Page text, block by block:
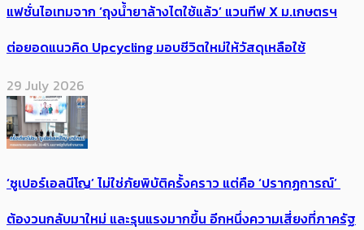
แฟชั่นไอเทมจาก ‘ถุงน้ำยาล้างไตใช้แล้ว’ แวนทีฟ X ม.เกษตรฯ
ต่อยอดแนวคิด Upcycling มอบชีวิตใหม่ให้วัสดุเหลือใช้
29 July 2026
‘ซูเปอร์เอลนีโญ’ ไม่ใช่ภัยพิบัติครั้งคราว แต่คือ ‘ปรากฏการณ์’ ​
ต้อง​วนกลับมาใหม่ และรุนแรงมากขึ้น อีกหนึ่งความเสี่ยงที่ภาครัฐ